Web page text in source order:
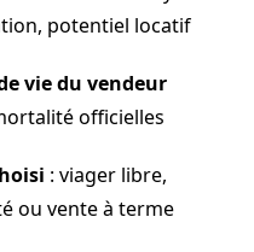
potentiel locatif
vie du vendeur
officielles
: viager libre,
ou vente à terme